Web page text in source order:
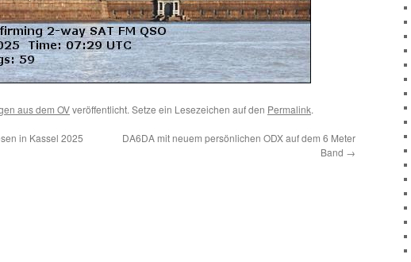
aus dem OVveröffentlicht. Setze ein Lesezeichen auf den Permalink.
in Kassel 2025
DA6DA mit neuem persönlichen ODX auf dem 6 Meter
Band →